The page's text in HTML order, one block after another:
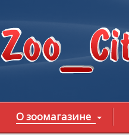
О зоомагазине